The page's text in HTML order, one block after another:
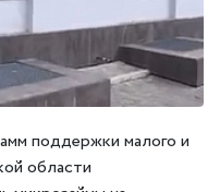
поддержки малого и
области